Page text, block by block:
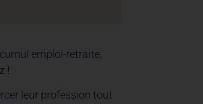
emploi-retraite,
!
leur profession tout